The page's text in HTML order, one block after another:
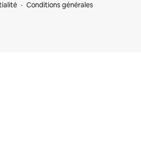
Conditions générales